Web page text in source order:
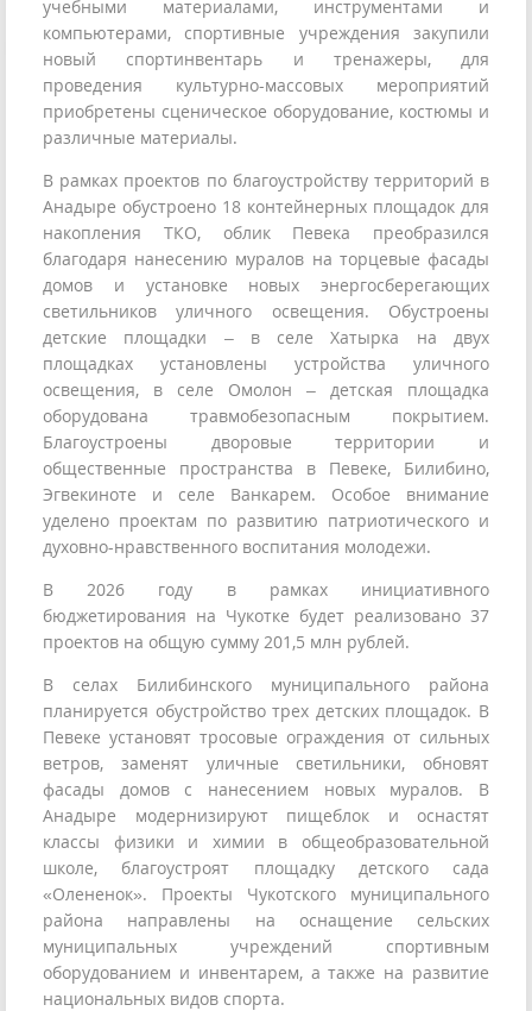
учебными материалами, инструментами и
компьютерами, спортивные учреждения закупили
новый спортинвентарь и тренажеры, для
проведения культурно-массовых мероприятий
приобретены сценическое оборудование, костюмы и
различные материалы.
В рамках проектов по благоустройству территорий в
Анадыре обустроено 18 контейнерных площадок для
накопления ТКО, облик Певека преобразился
благодаря нанесению муралов на торцевые фасады
домов и установке новых энергосберегающих
светильников уличного освещения. Обустроены
детские площадки – в селе Хатырка на двух
площадках установлены устройства уличного
освещения, в селе Омолон – детская площадка
оборудована травмобезопасным покрытием.
Благоустроены дворовые территории и
общественные пространства в Певеке, Билибино,
Эгвекиноте и селе Ванкарем. Особое внимание
уделено проектам по развитию патриотического и
духовно-нравственного воспитания молодежи.
В 2026 году в рамках инициативного
бюджетирования на Чукотке будет реализовано 37
проектов на общую сумму 201,5 млн рублей.
В селах Билибинского муниципального района
планируется обустройство трех детских площадок. В
Певеке установят тросовые ограждения от сильных
ветров, заменят уличные светильники, обновят
фасады домов с нанесением новых муралов. В
Анадыре модернизируют пищеблок и оснастят
классы физики и химии в общеобразовательной
школе, благоустроят площадку детского сада
«Олененок». Проекты Чукотского муниципального
района направлены на оснащение сельских
муниципальных учреждений спортивным
оборудованием и инвентарем, а также на развитие
национальных видов спорта.